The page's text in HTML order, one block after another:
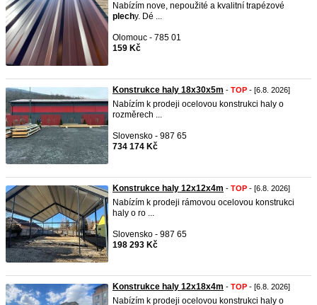
Nabízím nove, nepoužité a kvalitní trapézové
plechy. Dé ...
Olomouc - 785 01
159 Kč
Konstrukce haly 18x30x5m - TOP - [6.8. 2026]
Nabízím k prodeji ocelovou konstrukci haly o
rozměrech ...
Slovensko - 987 65
734 174 Kč
Konstrukce haly 12x12x4m - TOP - [6.8. 2026]
Nabízím k prodeji rámovou ocelovou konstrukci
haly o ro ...
Slovensko - 987 65
198 293 Kč
Konstrukce haly 12x18x4m - TOP - [6.8. 2026]
Nabízím k prodeji ocelovou konstrukci haly o